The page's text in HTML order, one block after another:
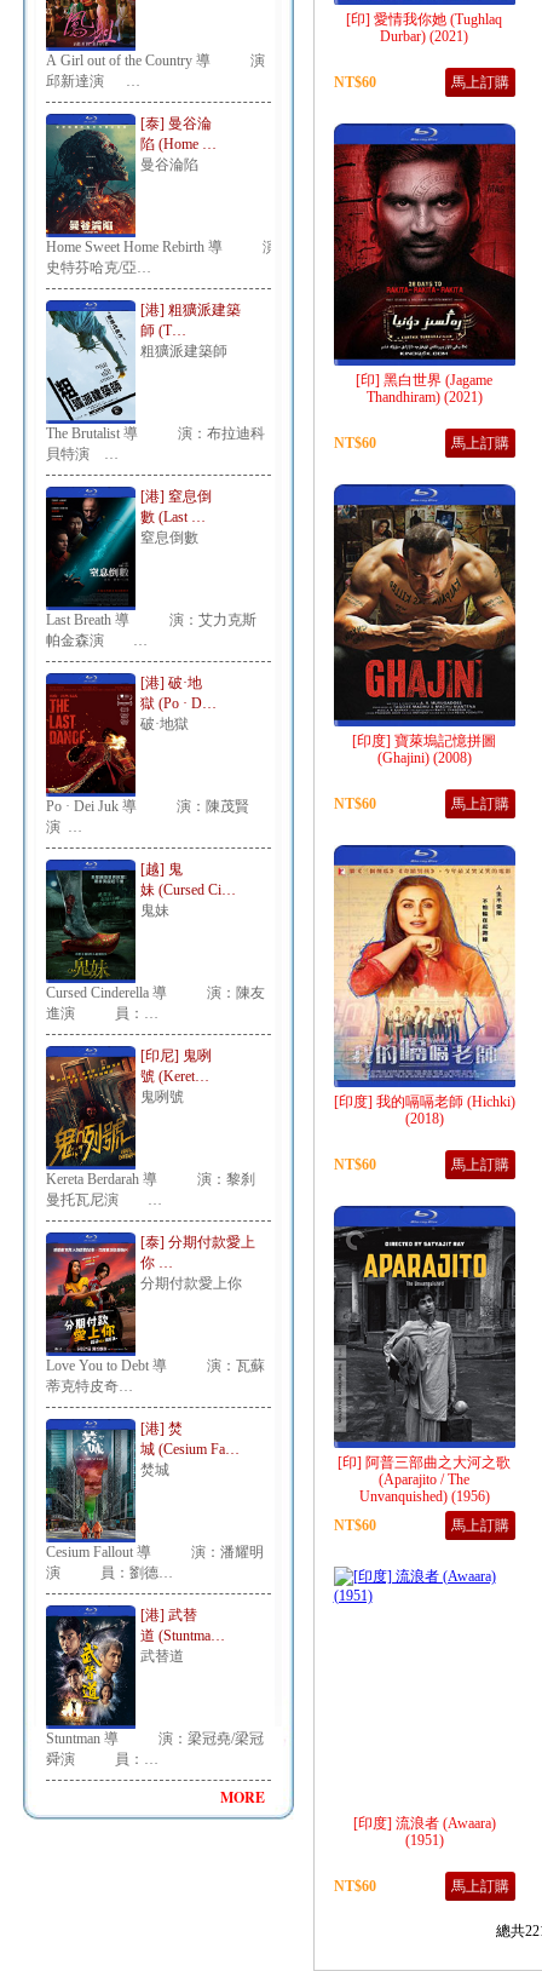
A Girl out of the Country 導 演：
邱新達演 …
[泰] 曼谷淪
陷 (Home …
曼谷淪陷
Home Sweet Home Rebirth 導 演：
史特芬哈克/亞…
[港] 粗獷派建築
師 (T…
粗獷派建築師
The Brutalist 導 演：布拉迪科
貝特演 …
[港] 窒息倒
數 (Last …
窒息倒數
Last Breath 導 演：艾力克斯
帕金森演 …
[港] 破·地
獄 (Po · D…
破·地獄
Po · Dei Juk 導 演：陳茂賢
演 …
[越] 鬼
妹 (Cursed Ci…
鬼妹
Cursed Cinderella 導 演：陳友
進演 員：…
[印尼] 鬼咧
號 (Keret…
鬼咧號
Kereta Berdarah 導 演：黎刹
曼托瓦尼演 …
[泰] 分期付款愛上
你 …
分期付款愛上你
Love You to Debt 導 演：瓦蘇
蒂克特皮奇…
[港] 焚
城 (Cesium Fa…
焚城
Cesium Fallout 導 演：潘耀明
演 員：劉德…
[港] 武替
道 (Stuntma…
武替道
Stuntman 導 演：梁冠堯/梁冠
舜演 員：…
MORE
[印] 愛情我你她 (Tughlaq
Durbar) (2021)
NT$60 馬上訂購
[印] 黑白世界 (Jagame
Thandhiram) (2021)
NT$60 馬上訂購
[印度] 寶萊塢記憶拼圖
(Ghajini) (2008)
NT$60 馬上訂購
[印度] 我的嗝嗝老師 (Hichki)
(2018)
NT$60 馬上訂購
[印] 阿普三部曲之大河之歌
(Aparajito / The
Unvanquished) (1956)
NT$60
馬上訂購
[印度] 流浪者 (Awaara)
(1951)
NT$60 馬上訂購
總共